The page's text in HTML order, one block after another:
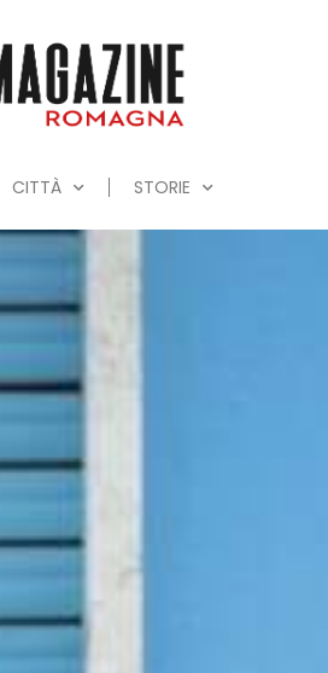
CITTÀ STORIE